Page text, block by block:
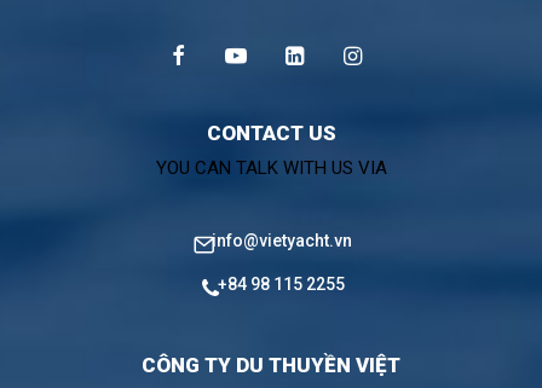
CONTACT US
YOU CAN TALK WITH US VIA
info@vietyacht.vn
+84 98 115 2255
CÔNG TY DU THUYỀN VIỆT